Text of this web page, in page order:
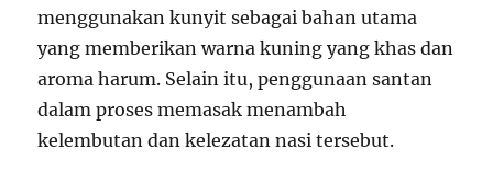
menggunakan kunyit sebagai bahan utama
yang memberikan warna kuning yang khas dan
aroma harum. Selain itu, penggunaan santan
dalam proses memasak menambah
kelembutan dan kelezatan nasi tersebut.